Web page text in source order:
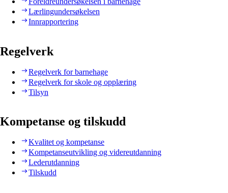
Lærlingundersøkelsen
Innrapportering
Regelverk
Regelverk for barnehage
Regelverk for skole og opplæring
Tilsyn
Kompetanse og tilskudd
Kvalitet og kompetanse
Kompetanseutvikling og videreutdanning
Lederutdanning
Tilskudd